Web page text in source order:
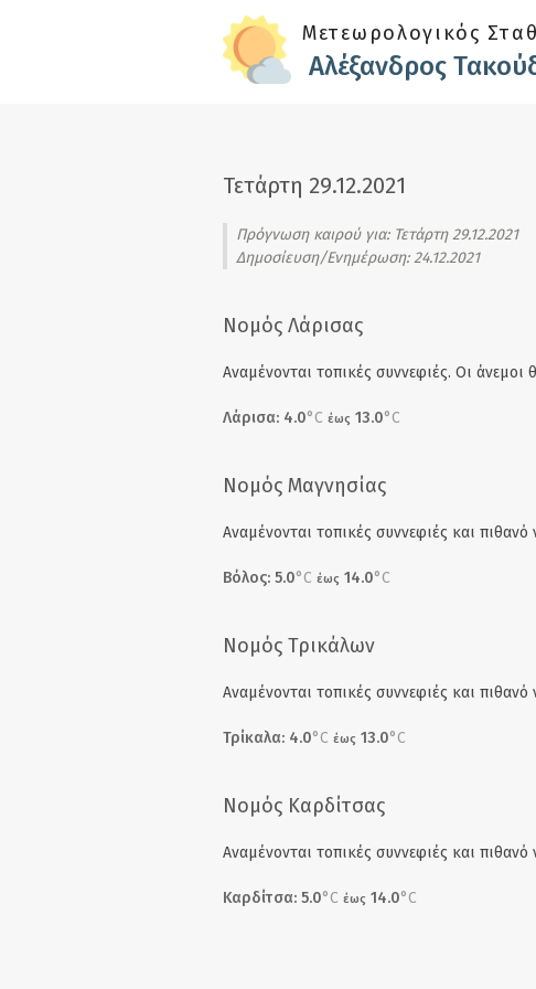
Μετεωρολογικός
Αλέξανδρος
Τετάρτη 29.12.2021
Πρόγνωση καιρού για: Τετάρτη 29.12.2021
Δημοσίευση/Ενημέρωση: 24.12.2021
Νομός Λάρισας
Αναμένονται τοπικές συννεφιές. Οι άνεμοι
Λάρισα: 4.0°C έως 13.0°C
Νομός Μαγνησίας
Αναμένονται τοπικές συννεφιές και
Βόλος: 5.0°C έως 14.0°C
Νομός Τρικάλων
Αναμένονται τοπικές συννεφιές και
Τρίκαλα: 4.0°C έως 13.0°C
Νομός Καρδίτσας
Αναμένονται τοπικές συννεφιές και
Καρδίτσα: 5.0°C έως 14.0°C